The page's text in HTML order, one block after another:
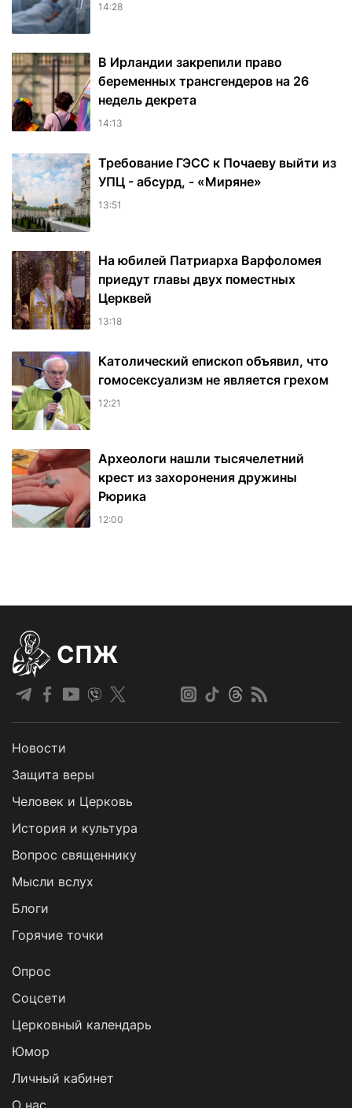
14:28
В Ирландии закрепили право
беременных трансгендеров на 26
недель декрета
14:13
Требование ГЭСС к Почаеву выйти из
УПЦ - абсурд, - «Миряне»
13:51
На юбилей Патриарха Варфоломея
приедут главы двух поместных
Церквей
13:18
Католический епископ объявил, что
гомосексуализм не является грехом
12:21
Археологи нашли тысячелетний
крест из захоронения дружины
Рюрика
12:00
СПЖ
Новости
Защита веры
Человек и Церковь
История и культура
Вопрос священнику
Мысли вслух
Блоги
Горячие точки
Опрос
Cоцсети
Церковный календарь
Юмор
Личный кабинет